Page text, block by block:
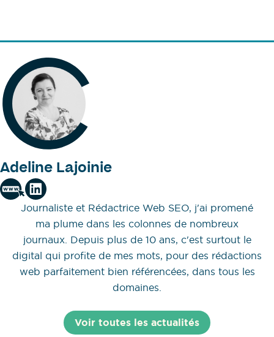
Adeline Lajoinie
Journaliste et Rédactrice Web SEO, j'ai promené
ma plume dans les colonnes de nombreux
journaux. Depuis plus de 10 ans, c'est surtout le
digital qui profite de mes mots, pour des rédactions
web parfaitement bien référencées, dans tous les
domaines.
Voir toutes les actualités